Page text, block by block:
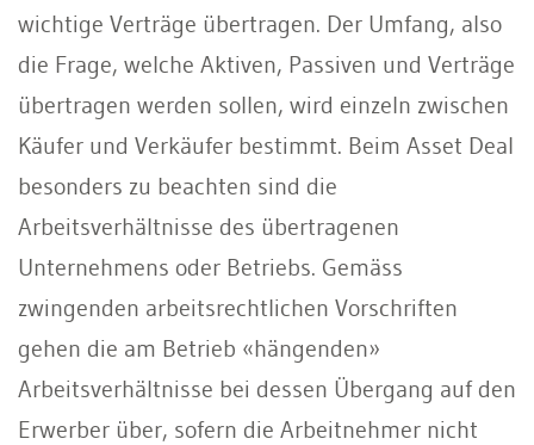
wichtige Verträge übertragen. Der Umfang, also
die Frage, welche Aktiven, Passiven und Verträge
übertragen werden sollen, wird einzeln zwischen
Käufer und Verkäufer bestimmt. Beim Asset Deal
besonders zu beachten sind die
Arbeitsverhältnisse des übertragenen
Unternehmens oder Betriebs. Gemäss
zwingenden arbeitsrechtlichen Vorschriften
gehen die am Betrieb «hängenden»
Arbeitsverhältnisse bei dessen Übergang auf den
Erwerber über, sofern die Arbeitnehmer nicht